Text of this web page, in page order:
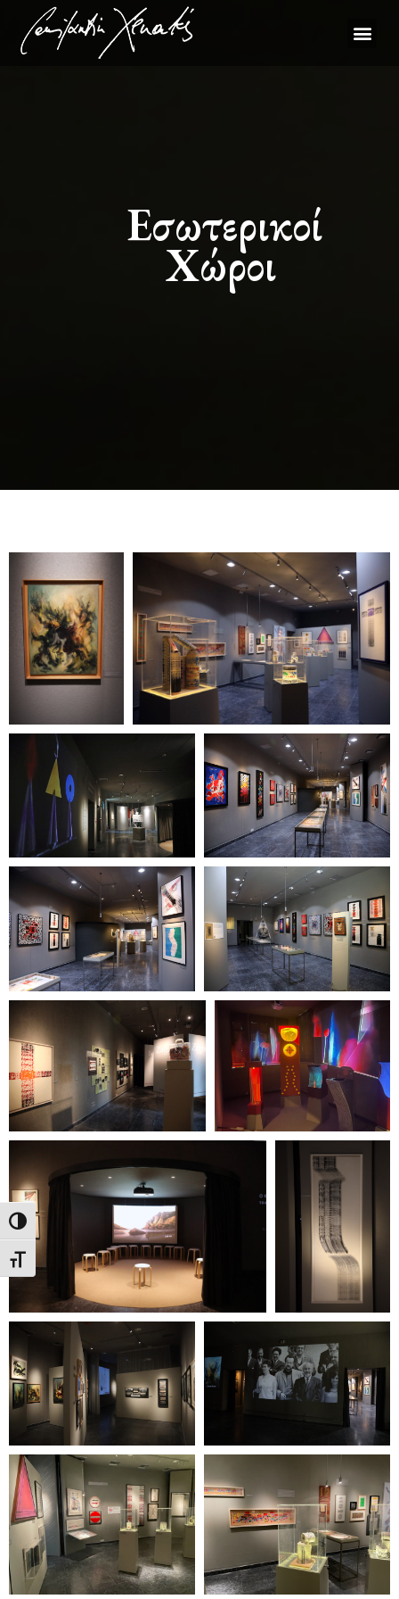
Εναλλαγή Υψηλής Αντίθεσης
Εναλλαγή Μεγέθους Γραμμάτων
Εσωτερικοί
Χώροι